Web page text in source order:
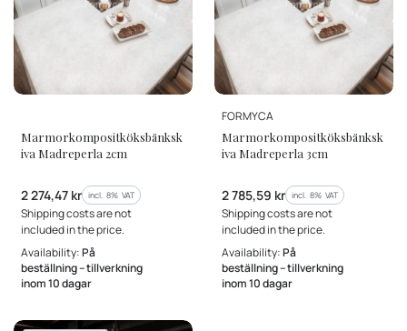
Marmorkompositköksbänksk
iva Madreperla 2cm
Gross price
2 274,47 kr incl. %s VAT
incl. 8% VAT
Shipping costs are not
included in the price.
Availability:På
beställning – tillverkning
inom 10 dagar
MANUFACTURER
FORMYCA
Marmorkompositköksbänksk
iva Madreperla 3cm
Gross price
2 785,59 kr incl. %s VAT
incl. 8% VAT
Shipping costs are not
included in the price.
Availability:På
beställning – tillverkning
inom 10 dagar